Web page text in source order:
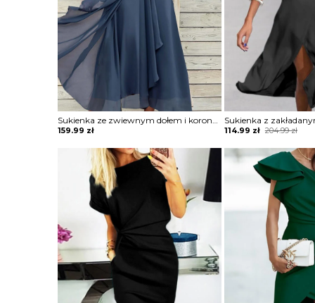
Sukienka ze zwiewnym dołem i koronkową górą
159.99 zł 204.99zł
Original
was:
204.99 zł.
114.99 zł
Current
is:
114.99 zł.